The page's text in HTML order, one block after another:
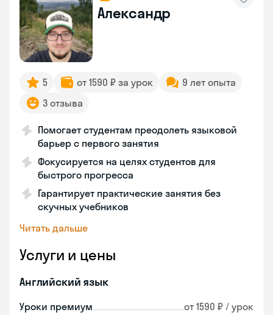
Александр
5 от 1590 ₽ за урок
9 лет опыта
3 отзыва
Помогает студентам преодолеть языковой
барьер с первого занятия
Фокусируется на целях студентов для
быстрого прогресса
Гарантирует практические занятия без
скучных учебников
Читать дальше
Услуги и цены
Английский язык
Уроки премиум от 1590 ₽ / урок